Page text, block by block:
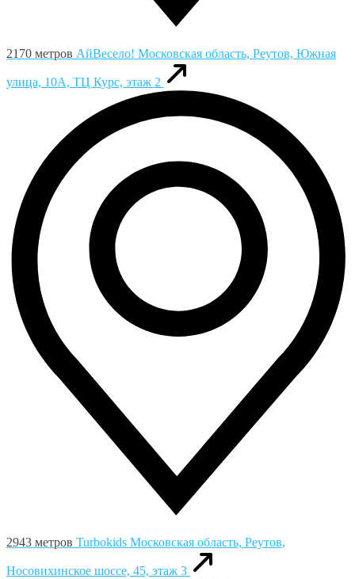
2170 метров АйВесело! Московская область, Реутов, Южная
улица, 10А, ТЦ Курс, этаж 2
2943 метров Turbokids Московская область, Реутов,
Носовихинское шоссе, 45, этаж 3